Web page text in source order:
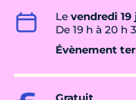
Le vendredi
De 19 h à 20 h
Évènement